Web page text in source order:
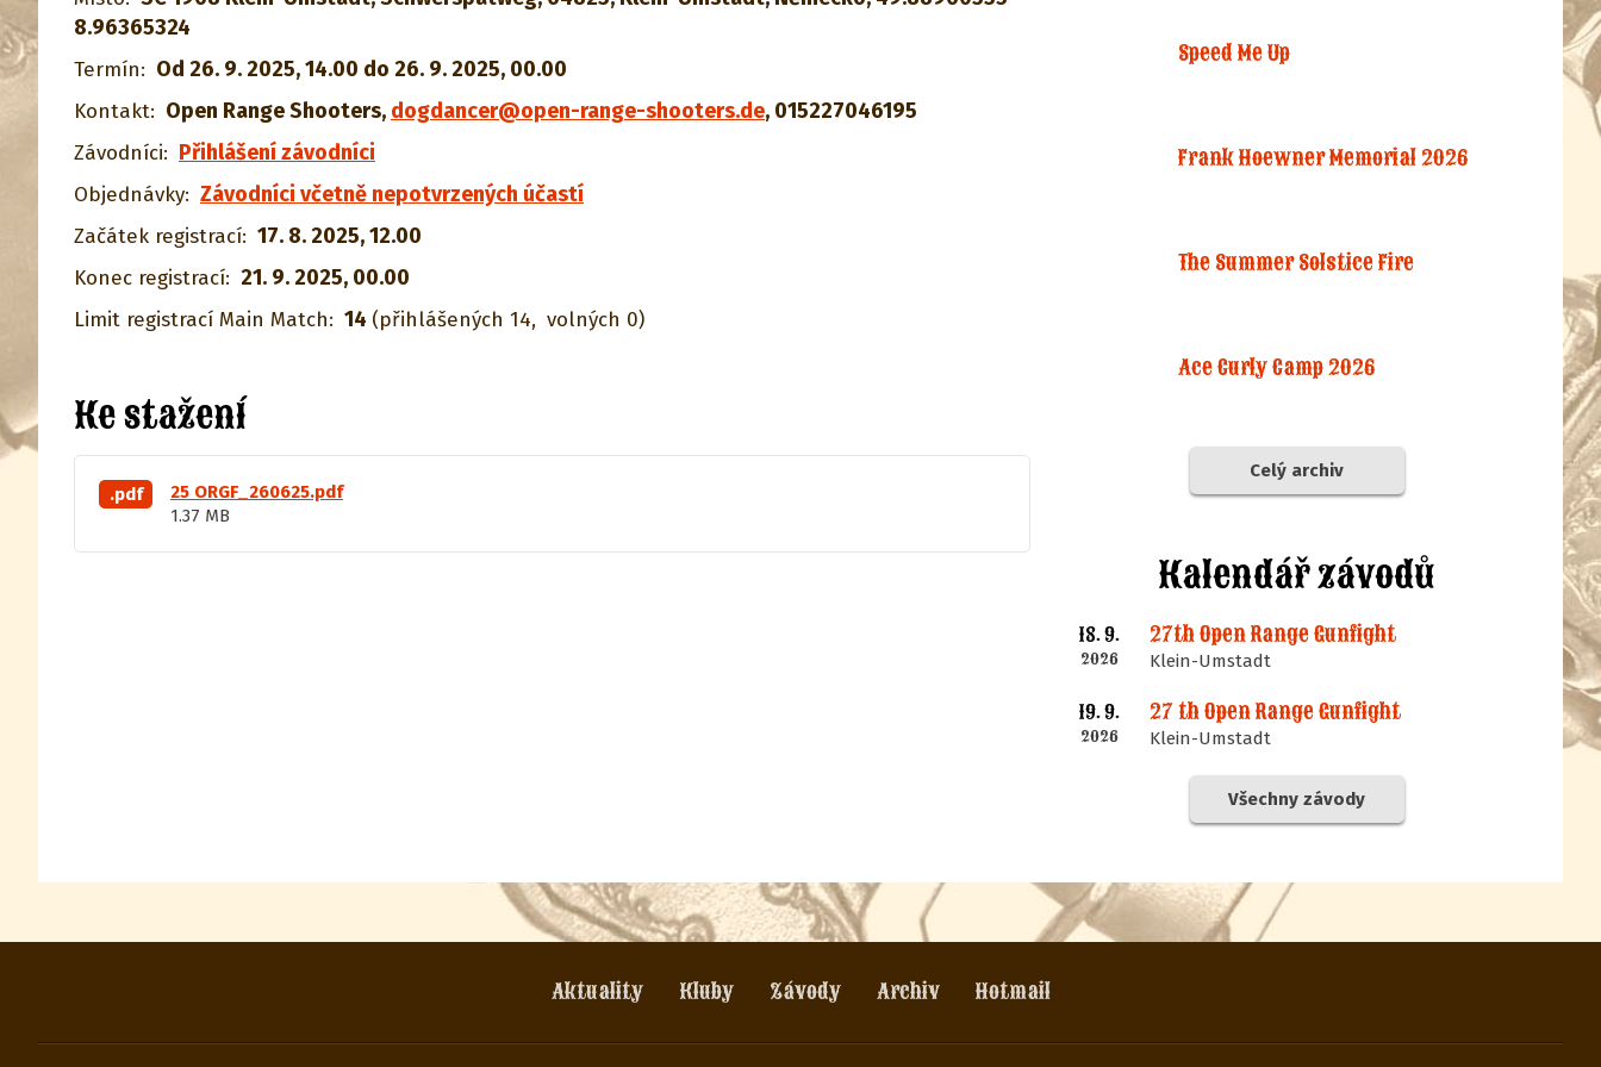
8.96365324
Termín: Od 26. 9. 2025, 14.00 do 26. 9. 2025, 00.00
Kontakt: Open Range Shooters, dogdancer@open-range-shooters.de, 015227046195
Závodníci: Přihlášení závodníci
Objednávky: Závodníci včetně nepotvrzených účastí
Začátek registrací: 17. 8. 2025, 12.00
Konec registrací: 21. 9. 2025, 00.00
Limit registrací Main Match: 14 (přihlášených 14, volných 0)
Ke stažení
.pdf
25 ORGF_260625.pdf
1.37 MB
Speed Me Up
Frank Hoewner Memorial 2026
The Summer Solstice Fire
Ace Curly Camp 2026
Celý archiv
Kalendář závodů
18. 9.
2026
27th Open Range Gunfight
Klein-Umstadt
19. 9.
2026
27 th Open Range Gunfight
Klein-Umstadt
Všechny závody
Aktuality Kluby Závody Archiv Hotmail